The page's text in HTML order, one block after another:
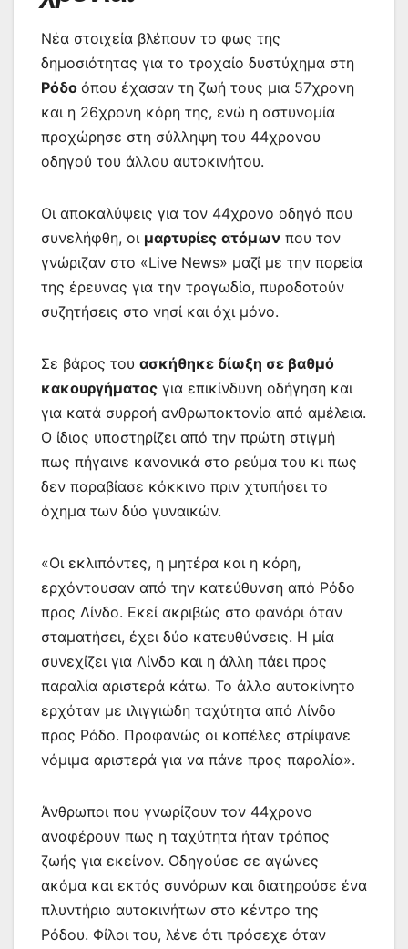
Νέα στοιχεία βλέπουν το φως της
δημοσιότητας για το τροχαίο δυστύχημα στη
Ρόδο όπου έχασαν τη ζωή τους μια 57χρονη
και η 26χρονη κόρη της, ενώ η αστυνομία
προχώρησε στη σύλληψη του 44χρονου
οδηγού του άλλου αυτοκινήτου.
Οι αποκαλύψεις για τον 44χρονο οδηγό που
συνελήφθη, οι μαρτυρίες ατόμων που τον
γνώριζαν στο «Live News» μαζί με την πορεία
της έρευνας για την τραγωδία, πυροδοτούν
συζητήσεις στο νησί και όχι μόνο.
Σε βάρος του ασκήθηκε δίωξη σε βαθμό
κακουργήματος για επικίνδυνη οδήγηση και
για κατά συρροή ανθρωποκτονία από αμέλεια.
Ο ίδιος υποστηρίζει από την πρώτη στιγμή
πως πήγαινε κανονικά στο ρεύμα του κι πως
δεν παραβίασε κόκκινο πριν χτυπήσει το
όχημα των δύο γυναικών.
«Οι εκλιπόντες, η μητέρα και η κόρη,
ερχόντουσαν από την κατεύθυνση από Ρόδο
προς Λίνδο. Εκεί ακριβώς στο φανάρι όταν
σταματήσει, έχει δύο κατευθύνσεις. Η μία
συνεχίζει για Λίνδο και η άλλη πάει προς
παραλία αριστερά κάτω. Το άλλο αυτοκίνητο
ερχόταν με ιλιγγιώδη ταχύτητα από Λίνδο
προς Ρόδο. Προφανώς οι κοπέλες στρίψανε
νόμιμα αριστερά για να πάνε προς παραλία».
Άνθρωποι που γνωρίζουν τον 44χρονο
αναφέρουν πως η ταχύτητα ήταν τρόπος
ζωής για εκείνον. Οδηγούσε σε αγώνες
ακόμα και εκτός συνόρων και διατηρούσε ένα
πλυντήριο αυτοκινήτων στο κέντρο της
Ρόδου. Φίλοι του, λένε ότι πρόσεχε όταν